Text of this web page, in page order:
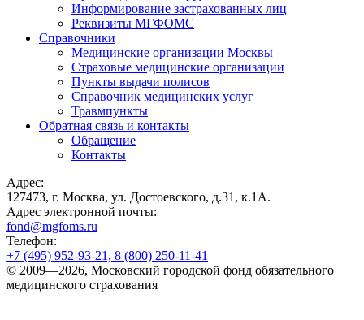
Информирование застрахованных лиц
Реквизиты МГФОМС
Справочники
Медицинские организации Москвы
Страховые медицинские организации
Пункты выдачи полисов
Справочник медицинских услуг
Травмпункты
Обратная связь и контакты
Обращение
Контакты
Адрес:
127473, г. Москва, ул. Достоевского, д.31, к.1А.
Адрес электронной почты:
fond@mgfoms.ru
Телефон:
+7 (495) 952-93-21, 8 (800) 250-11-41
© 2009—2026, Московский городской фонд обязательного
медицинского страхования